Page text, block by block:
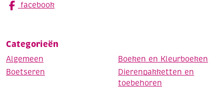
facebook
Categorieën
Algemeen
Boeken en Kleurboeken
Boetseren
Dierenpakketten en
toebehoren